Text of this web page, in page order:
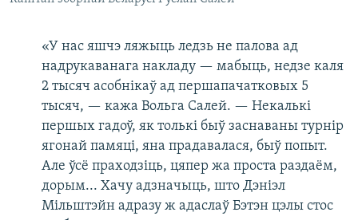
«У нас яшчэ ляжыць ледзь не палова ад
надрукаванага накладу — мабыць, недзе каля
2 тысяч асобнікаў ад першапачатковых 5
тысяч, — кажа Вольга Салей. — Некалькі
першых гадоў, як толькі быў заснаваны турнір
ягонай памяці, яна прадавалася, быў попыт.
Але ўсё праходзіць, цяпер жа проста раздаём,
дорым... Хачу адзначыць, што Дэніэл
Мільштэйн адразу ж адаслаў Бэтэн цэлы стос